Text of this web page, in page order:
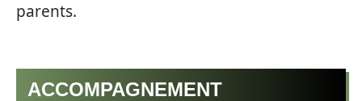
parents.
ACCOMPAGNEMENT